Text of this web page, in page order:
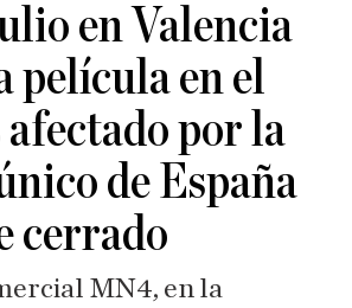
en Valencia
película en el
afectado por la
de España
cerrado
MN4, en la